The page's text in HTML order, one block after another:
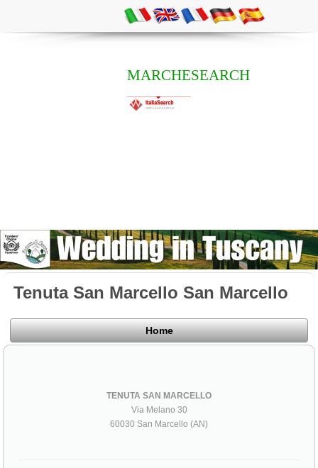
MARCHESEARCH
Tenuta San Marcello San Marcello
Home
TENUTA SAN MARCELLO
Via Melano 30
60030 San Marcello (AN)